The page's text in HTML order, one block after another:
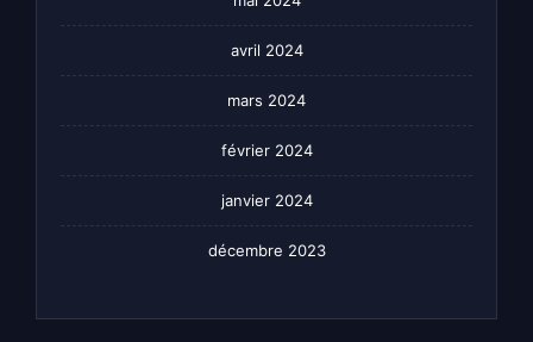
avril 2024
mars 2024
février 2024
janvier 2024
décembre 2023